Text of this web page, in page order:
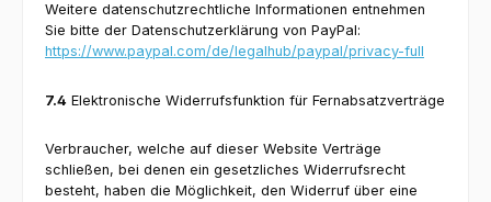
Weitere datenschutzrechtliche Informationen entnehmen
Sie bitte der Datenschutzerklärung von PayPal:
https://www.paypal.com/de/legalhub/paypal/privacy-full
7.4 Elektronische Widerrufsfunktion für Fernabsatzverträge
Verbraucher, welche auf dieser Website Verträge
schließen, bei denen ein gesetzliches Widerrufsrecht
besteht, haben die Möglichkeit, den Widerruf über eine